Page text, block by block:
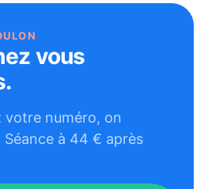
vous
votre numéro, on
à 44 € après